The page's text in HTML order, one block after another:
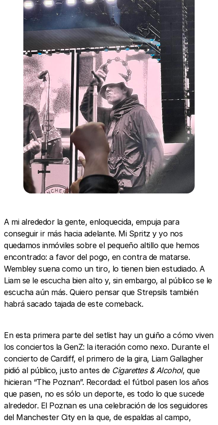
A mi alrededor la gente, enloquecida, empuja para
conseguir ir más hacia adelante. Mi Spritz y yo nos
quedamos inmóviles sobre el pequeño altillo que hemos
encontrado: a favor del pogo, en contra de matarse.
Wembley suena como un tiro, lo tienen bien estudiado. A
Liam se le escucha bien alto y, sin embargo, al público se le
escucha aún más. Quiero pensar que Strepsils también
habrá sacado tajada de este comeback.
En esta primera parte del setlist hay un guiño a cómo viven
los conciertos la GenZ: la iteración como nexo. Durante el
concierto de Cardiff, el primero de la gira, Liam Gallagher
pidió al público, justo antes deCigarettes & Alcohol, que
hicieran “The Poznan”. Recordad: el fútbol pasen los años
que pasen, no es sólo un deporte, es todo lo que sucede
alrededor. El Poznan es una celebración de los seguidores
del Manchester City en la que, de espaldas al campo,